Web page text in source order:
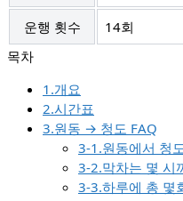
운행 횟수 14회
1.개요
2.시간표
3.원동 → 청도 FAQ
3-1.원동에서 청
3-2.막차는 몇 시
3-3.하루에 총 몇